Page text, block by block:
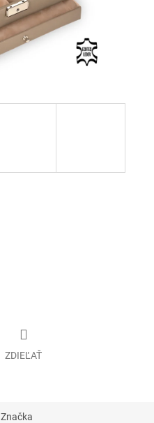
ZDIEĽAŤ
Značka